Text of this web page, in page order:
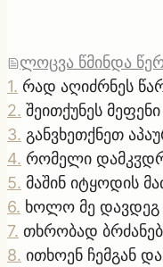
ლოცვა წმინდა
1. რად აღიძრნეს
2. შეითქუნეს
3. განვხეთქნეთ
4. რომელი
5. მაშინ იტყოდის
6. ხოლო მე დავდეგ
7. თხრობად
8. ითხოენ ჩემგან